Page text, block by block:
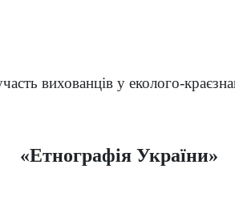
вихованців у еколого-
«Етнографія України»